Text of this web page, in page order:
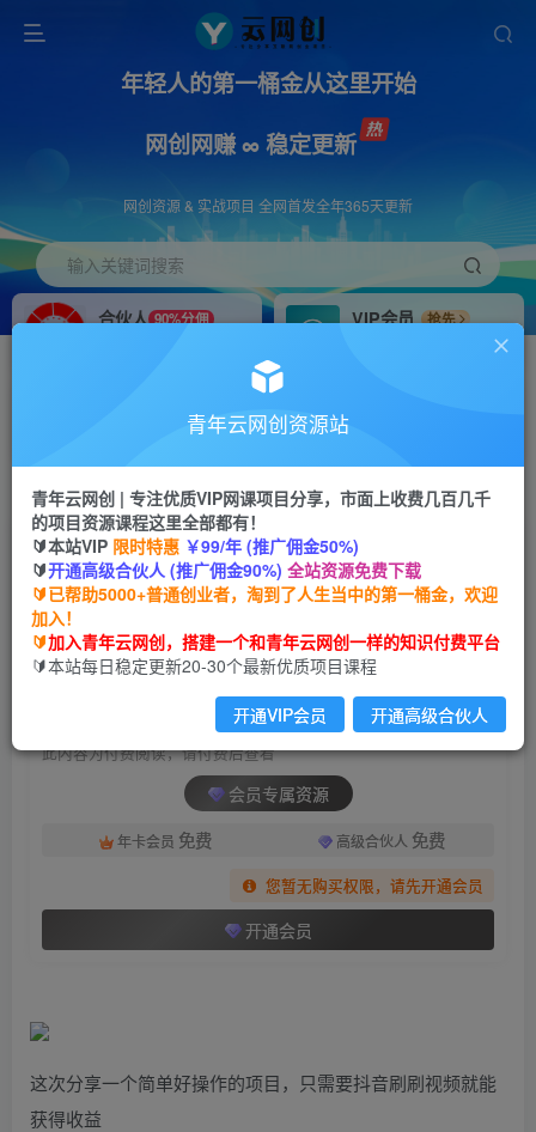
年轻人的第一桶金从这里开始
网创网赚 ∞ 稳定更新
网创资源 & 实战项目 全网首发全年365天更新
输入关键词搜索
合伙人 90%分佣
VIP会员
抢先
搭建同款网站，自己当老板
首页 创业课程 会员专属 正文
（6844期）抖音零撸项目，刷刷视频单号日入30+
青年云网创 关注 私信
1484 87
（6844期）抖音零撸项目，刷刷视频单号日入30+
此内容为付费阅读，请付费后查看
会员专属资源
年卡会员 免费 高级合伙人 免费
您暂无购买权限，请先开通会员
开通会员
这次分享一个简单好操作的项目，只需要抖音刷刷视频就能
获得收益
青年云网创资源站
青年云网创 | 专注优质VIP网课项目分享，市面上收费几百几千
的项目资源课程这里全部都有！
🔰本站VIP 限时特惠 ￥99/年 (推广佣金50%)
🔰开通高级合伙人 (推广佣金90%) 全站资源免费下载
🔰已帮助5000+普通创业者，淘到了人生当中的第一桶金，欢迎
加入！
🔰加入青年云网创，搭建一个和青年云网创一样的知识付费平台
🔰本站每日稳定更新20-30个最新优质项目课程
开通VIP会员 开通高级合伙人